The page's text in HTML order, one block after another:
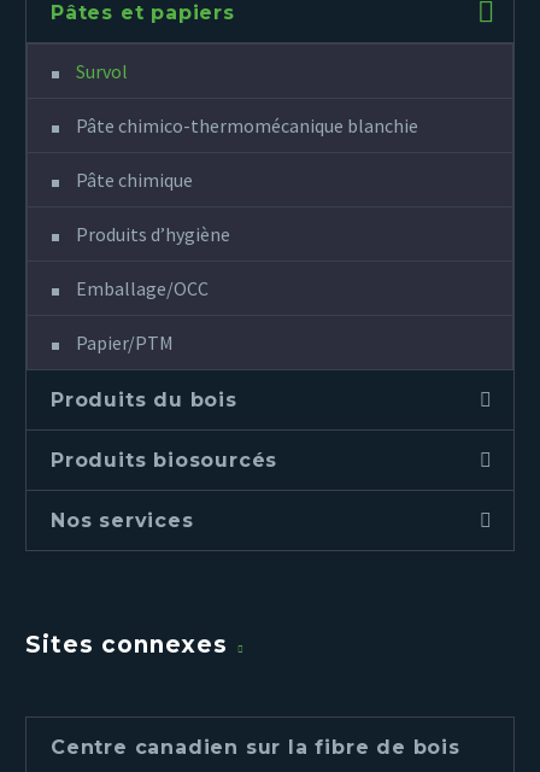
Pâtes et papiers
Survol
Pâte chimico-thermomécanique blanchie
Pâte chimique
Produits d’hygiène
Emballage/OCC
Papier/PTM
Produits du bois
Produits biosourcés
Nos services
Sites connexes
Centre canadien sur la fibre de bois